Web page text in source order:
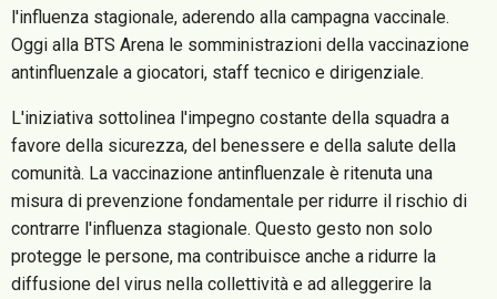
l'influenza stagionale, aderendo alla campagna vaccinale.
Oggi alla BTS Arena le somministrazioni della vaccinazione
antinfluenzale a giocatori, staff tecnico e dirigenziale.
L'iniziativa sottolinea l'impegno costante della squadra a
favore della sicurezza, del benessere e della salute della
comunità. La vaccinazione antinfluenzale è ritenuta una
misura di prevenzione fondamentale per ridurre il rischio di
contrarre l'influenza stagionale. Questo gesto non solo
protegge le persone, ma contribuisce anche a ridurre la
diffusione del virus nella collettività e ad alleggerire la